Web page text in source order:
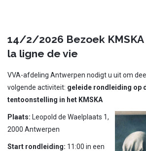
14/2/2026 Bezoek
la ligne de vie
VVA-afdeling Antwerpen nodigt u uit om
volgende activiteit: geleide rondleiding op
tentoonstelling in het KMSKA
Plaats: Leopold de Waelplaats 1,
2000 Antwerpen
Start rondleiding: 11:00 in een